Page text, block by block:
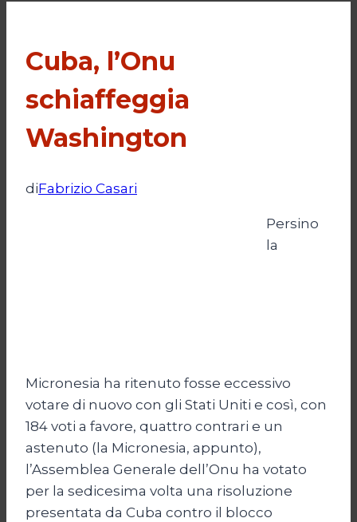
Cuba, l’Onu
schiaffeggia
Washington
diFabrizio Casari
Persino
la
Micronesia ha ritenuto fosse eccessivo
votare di nuovo con gli Stati Uniti e così, con
184 voti a favore, quattro contrari e un
astenuto (la Micronesia, appunto),
l’Assemblea Generale dell’Onu ha votato
per la sedicesima volta una risoluzione
presentata da Cuba contro il blocco